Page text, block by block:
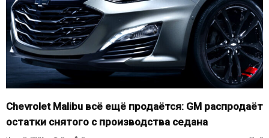
Chevrolet Malibu всё ещё продаётся: GM распродаёт
остатки снятого с производства седана